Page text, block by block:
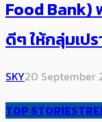
Food Bank)
ดีๆ ให้กลุ่มเป
SKY20 September
TOP STORIES